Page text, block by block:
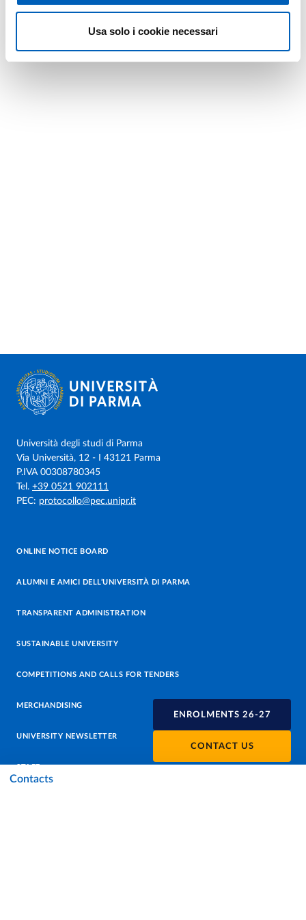
Usa solo i cookie necessari
ENROLMENTS 26-27
CONTACT US
Contacts
Università degli studi di Parma
Via Università, 12 - I 43121 Parma
P.IVA 00308780345
Tel. +39 0521 902111
PEC: protocollo@pec.unipr.it
ONLINE NOTICE BOARD
ALUMNI E AMICI DELL’UNIVERSITÀ DI PARMA
TRANSPARENT ADMINISTRATION
SUSTAINABLE UNIVERSITY
COMPETITIONS AND CALLS FOR TENDERS
MERCHANDISING
UNIVERSITY NEWSLETTER
STAFF